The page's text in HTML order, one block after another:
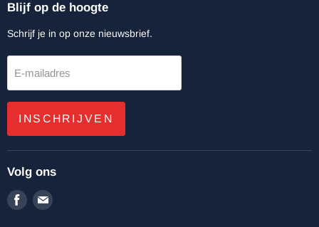
Blijf op de hoogte
Schrijf je in op onze nieuwsbrief.
E-mailadres
INSCHRIJVEN
Volg ons
Vind
ons
Vind